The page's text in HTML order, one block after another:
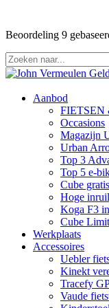
Beoordeling 9
Aanbod
FIETSEN
Occasions
Magazijn
Urban
Top 3
Top 5 e-
Cube
Hoge
Koga F3
Cube
Werkplaats
Accessoires
Uebler
Kinekt
Tracefy
Vaude